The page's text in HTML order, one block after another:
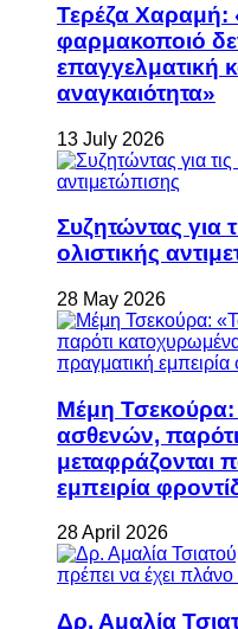
Τερέζα Χαραμή:
φαρμακοποιό
επαγγελματική
αναγκαιότητα»
13 July 2026
Συζητώντας για
ολιστικής
28 May 2026
Μέμη Τσεκούρα:
ασθενών,
μεταφράζονται
εμπειρία
28 April 2026
Δρ. Αμαλία